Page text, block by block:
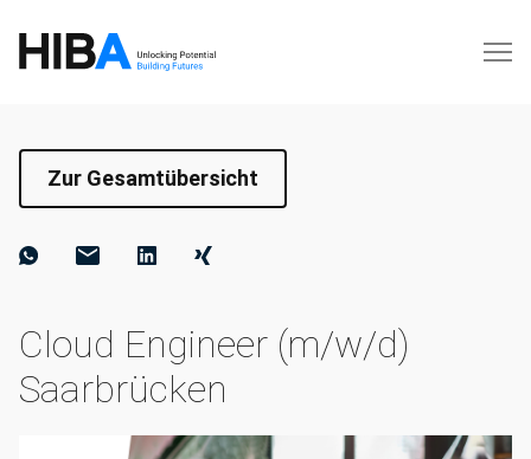
Zur Gesamtübersicht
Cloud Engineer (m/w/d)
Saarbrücken